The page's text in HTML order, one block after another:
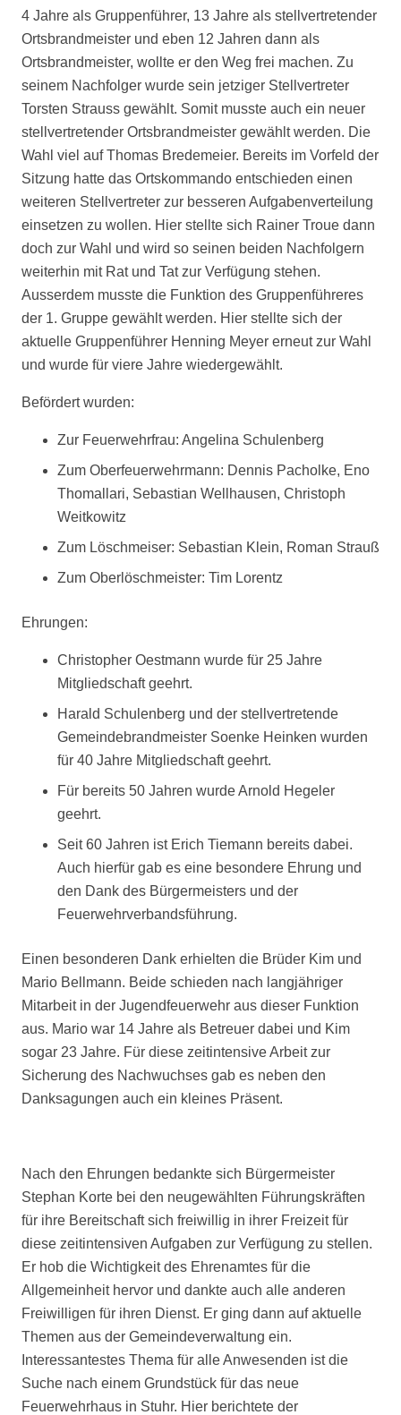
4 Jahre als Gruppenführer, 13 Jahre als stellvertretender
Ortsbrandmeister und eben 12 Jahren dann als
Ortsbrandmeister, wollte er den Weg frei machen. Zu
seinem Nachfolger wurde sein jetziger Stellvertreter
Torsten Strauss gewählt. Somit musste auch ein neuer
stellvertretender Ortsbrandmeister gewählt werden. Die
Wahl viel auf Thomas Bredemeier. Bereits im Vorfeld der
Sitzung hatte das Ortskommando entschieden einen
weiteren Stellvertreter zur besseren Aufgabenverteilung
einsetzen zu wollen. Hier stellte sich Rainer Troue dann
doch zur Wahl und wird so seinen beiden Nachfolgern
weiterhin mit Rat und Tat zur Verfügung stehen.
Ausserdem musste die Funktion des Gruppenführeres
der 1. Gruppe gewählt werden. Hier stellte sich der
aktuelle Gruppenführer Henning Meyer erneut zur Wahl
und wurde für viere Jahre wiedergewählt.
Befördert wurden:
Zur Feuerwehrfrau: Angelina Schulenberg
Zum Oberfeuerwehrmann: Dennis Pacholke, Eno
Thomallari, Sebastian Wellhausen, Christoph
Weitkowitz
Zum Löschmeiser: Sebastian Klein, Roman Strauß
Zum Oberlöschmeister: Tim Lorentz
Ehrungen:
Christopher Oestmann wurde für 25 Jahre
Mitgliedschaft geehrt.
Harald Schulenberg und der stellvertretende
Gemeindebrandmeister Soenke Heinken wurden
für 40 Jahre Mitgliedschaft geehrt.
Für bereits 50 Jahren wurde Arnold Hegeler
geehrt.
Seit 60 Jahren ist Erich Tiemann bereits dabei.
Auch hierfür gab es eine besondere Ehrung und
den Dank des Bürgermeisters und der
Feuerwehrverbandsführung.
Einen besonderen Dank erhielten die Brüder Kim und
Mario Bellmann. Beide schieden nach langjähriger
Mitarbeit in der Jugendfeuerwehr aus dieser Funktion
aus. Mario war 14 Jahre als Betreuer dabei und Kim
sogar 23 Jahre. Für diese zeitintensive Arbeit zur
Sicherung des Nachwuchses gab es neben den
Danksagungen auch ein kleines Präsent.
Nach den Ehrungen bedankte sich Bürgermeister
Stephan Korte bei den neugewählten Führungskräften
für ihre Bereitschaft sich freiwillig in ihrer Freizeit für
diese zeitintensiven Aufgaben zur Verfügung zu stellen.
Er hob die Wichtigkeit des Ehrenamtes für die
Allgemeinheit hervor und dankte auch alle anderen
Freiwilligen für ihren Dienst. Er ging dann auf aktuelle
Themen aus der Gemeindeverwaltung ein.
Interessantestes Thema für alle Anwesenden ist die
Suche nach einem Grundstück für das neue
Feuerwehrhaus in Stuhr. Hier berichtete der